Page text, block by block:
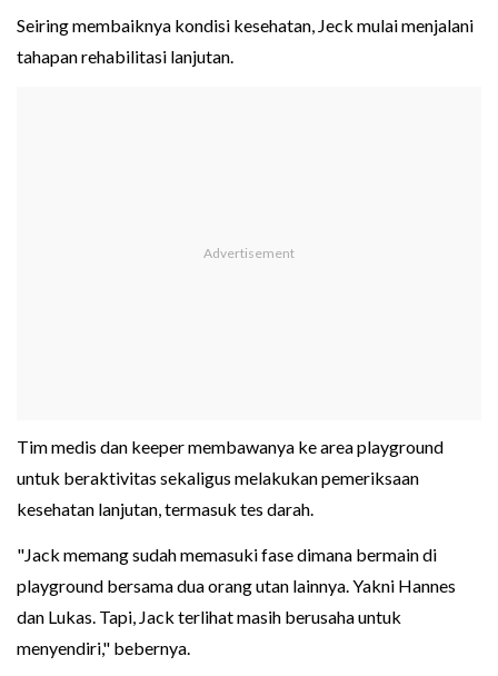
Seiring membaiknya kondisi kesehatan, Jeck mulai menjalani
tahapan rehabilitasi lanjutan.
Tim medis dan keeper membawanya ke area playground
untuk beraktivitas sekaligus melakukan pemeriksaan
kesehatan lanjutan, termasuk tes darah.
"Jack memang sudah memasuki fase dimana bermain di
playground bersama dua orang utan lainnya. Yakni Hannes
dan Lukas. Tapi, Jack terlihat masih berusaha untuk
menyendiri," bebernya.